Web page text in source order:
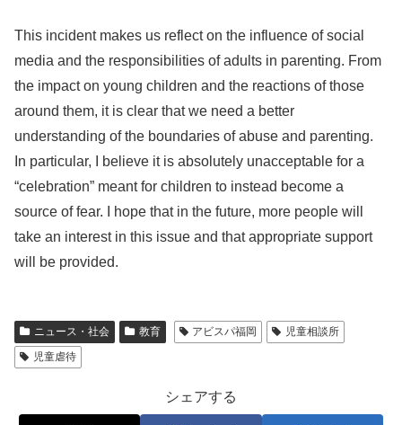
This incident makes us reflect on the influence of social
media and the responsibilities of adults in parenting. From
the impact on young children and the reactions of those
around them, it is clear that we need a better
understanding of the boundaries of abuse and parenting.
In particular, I believe it is absolutely unacceptable for a
“celebration” meant for children to instead become a
source of fear. I hope that in the future, more people will
take an interest in this issue and that appropriate support
will be provided.
ニュース・社会 教育 アビスパ福岡
児童相談所
児童虐待
シェアする